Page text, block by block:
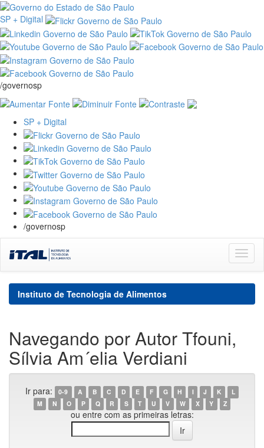
SP + Digital
/governosp
SP + Digital
/governosp
navigation
Instituto de Tecnologia de Alimentos
Navegando por Autor Tfouni,
Sílvia Am´elia Verdiani
Ir para: 0-9 A B C D E F G H I J K
L
M
N O P Q R S T U V W X Y Z
ou entre com as primeiras letras: